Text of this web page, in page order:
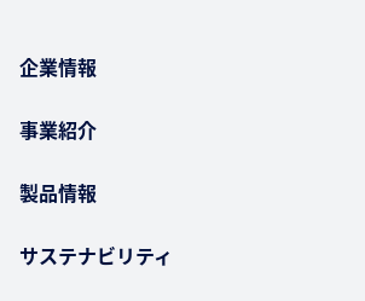
企業情報
事業紹介
製品情報
サステナビリティ